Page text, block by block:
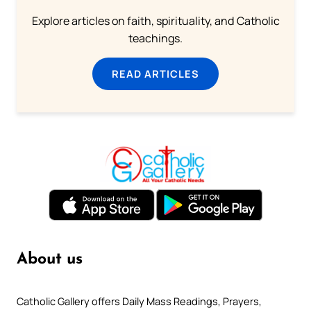
Explore articles on faith, spirituality, and Catholic
teachings.
READ ARTICLES
About us
Catholic Gallery offers Daily Mass Readings, Prayers,